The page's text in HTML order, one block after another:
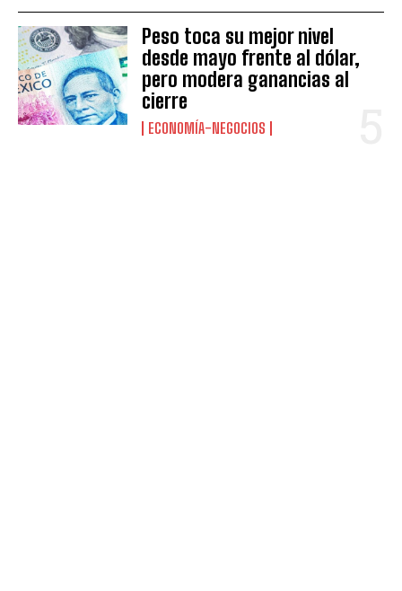
Peso toca su mejor nivel
desde mayo frente al dólar,
pero modera ganancias al
cierre
ECONOMÍA-NEGOCIOS